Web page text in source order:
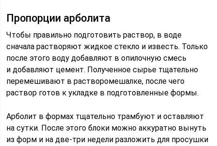
Пропорции арболита
Чтобы правильно подготовить раствор, в воде
сначала растворяют жидкое стекло и известь. Только
после этого воду добавляют в опилочную смесь
и добавляют цемент. Полученное сырье тщательно
перемешивают в растворомешалке, после чего
раствор готов к укладке в подготовленные формы.
Арболит в формах тщательно трамбуют и оставляют
на сутки. После этого блоки можно аккуратно вынуть
из форм и на две-три недели разложить для просушки